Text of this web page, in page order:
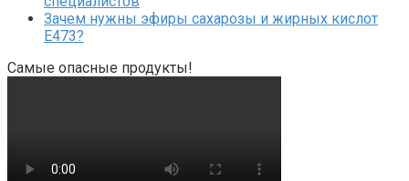
Зачем нужны эфиры сахарозы и жирных кислот
Е473?
Самые опасные продукты!